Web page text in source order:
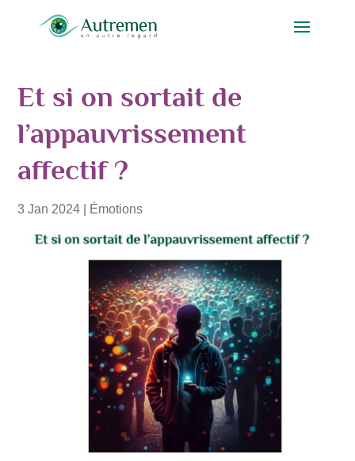
Et si on sortait de
l’appauvrissement
affectif ?
3 Jan 2024 Émotions